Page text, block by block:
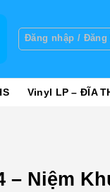
Đăng nhập / Đăng
Vinyl LP – ĐĨA
– Niệm